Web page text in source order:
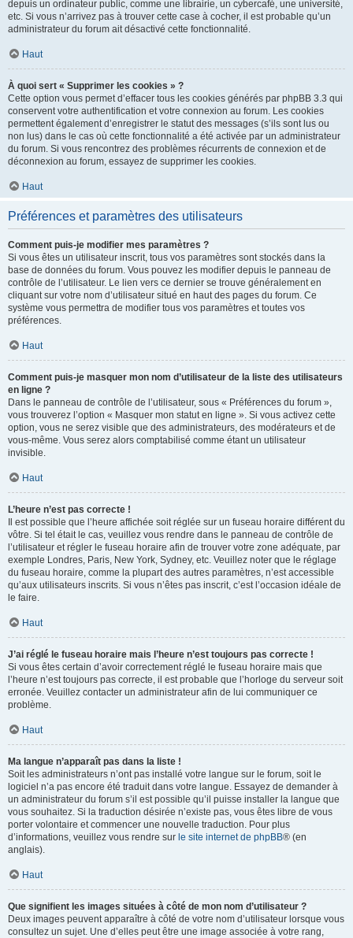
depuis un ordinateur public, comme une librairie, un cybercafé, une université,
etc. Si vous n’arrivez pas à trouver cette case à cocher, il est probable qu’un
administrateur du forum ait désactivé cette fonctionnalité.
Haut
À quoi sert « Supprimer les cookies » ?
Cette option vous permet d’effacer tous les cookies générés par phpBB 3.3 qui
conservent votre authentification et votre connexion au forum. Les cookies
permettent également d’enregistrer le statut des messages (s’ils sont lus ou
non lus) dans le cas où cette fonctionnalité a été activée par un administrateur
du forum. Si vous rencontrez des problèmes récurrents de connexion et de
déconnexion au forum, essayez de supprimer les cookies.
Haut
Préférences et paramètres des utilisateurs
Comment puis-je modifier mes paramètres ?
Si vous êtes un utilisateur inscrit, tous vos paramètres sont stockés dans la
base de données du forum. Vous pouvez les modifier depuis le panneau de
contrôle de l’utilisateur. Le lien vers ce dernier se trouve généralement en
cliquant sur votre nom d’utilisateur situé en haut des pages du forum. Ce
système vous permettra de modifier tous vos paramètres et toutes vos
préférences.
Haut
Comment puis-je masquer mon nom d’utilisateur de la liste des utilisateurs
en ligne ?
Dans le panneau de contrôle de l’utilisateur, sous « Préférences du forum »,
vous trouverez l’option « Masquer mon statut en ligne ». Si vous activez cette
option, vous ne serez visible que des administrateurs, des modérateurs et de
vous-même. Vous serez alors comptabilisé comme étant un utilisateur
invisible.
Haut
L’heure n’est pas correcte !
Il est possible que l’heure affichée soit réglée sur un fuseau horaire différent du
vôtre. Si tel était le cas, veuillez vous rendre dans le panneau de contrôle de
l’utilisateur et régler le fuseau horaire afin de trouver votre zone adéquate, par
exemple Londres, Paris, New York, Sydney, etc. Veuillez noter que le réglage
du fuseau horaire, comme la plupart des autres paramètres, n’est accessible
qu’aux utilisateurs inscrits. Si vous n’êtes pas inscrit, c’est l’occasion idéale de
le faire.
Haut
J’ai réglé le fuseau horaire mais l’heure n’est toujours pas correcte !
Si vous êtes certain d’avoir correctement réglé le fuseau horaire mais que
l’heure n’est toujours pas correcte, il est probable que l’horloge du serveur soit
erronée. Veuillez contacter un administrateur afin de lui communiquer ce
problème.
Haut
Ma langue n’apparaît pas dans la liste !
Soit les administrateurs n’ont pas installé votre langue sur le forum, soit le
logiciel n’a pas encore été traduit dans votre langue. Essayez de demander à
un administrateur du forum s’il est possible qu’il puisse installer la langue que
vous souhaitez. Si la traduction désirée n’existe pas, vous êtes libre de vous
porter volontaire et commencer une nouvelle traduction. Pour plus
d’informations, veuillez vous rendre sur le site internet de phpBB® (en
anglais).
Haut
Que signifient les images situées à côté de mon nom d’utilisateur ?
Deux images peuvent apparaître à côté de votre nom d’utilisateur lorsque vous
consultez un sujet. Une d’elles peut être une image associée à votre rang,